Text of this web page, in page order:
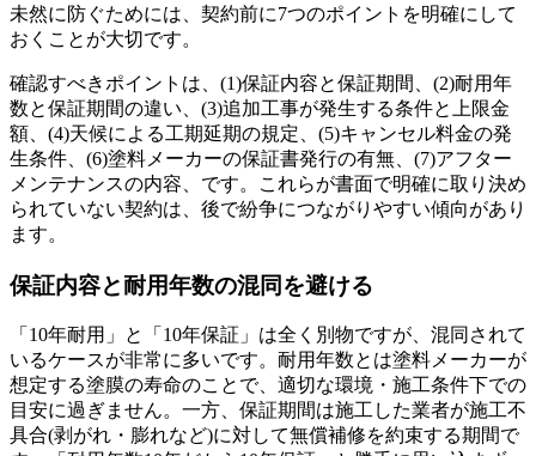
未然に防ぐためには、契約前に7つのポイントを明確にして
おくことが大切です。
確認すべきポイントは、(1)保証内容と保証期間、(2)耐用年
数と保証期間の違い、(3)追加工事が発生する条件と上限金
額、(4)天候による工期延期の規定、(5)キャンセル料金の発
生条件、(6)塗料メーカーの保証書発行の有無、(7)アフター
メンテナンスの内容、です。これらが書面で明確に取り決め
られていない契約は、後で紛争につながりやすい傾向があり
ます。
保証内容と耐用年数の混同を避ける
「10年耐用」と「10年保証」は全く別物ですが、混同されて
いるケースが非常に多いです。耐用年数とは塗料メーカーが
想定する塗膜の寿命のことで、適切な環境・施工条件下での
目安に過ぎません。一方、保証期間は施工した業者が施工不
具合(剥がれ・膨れなど)に対して無償補修を約束する期間で